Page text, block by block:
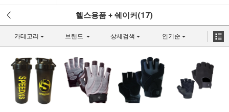
헬스용품 + 쉐이커(17)
카테고리 브랜드 상세검색 인기순